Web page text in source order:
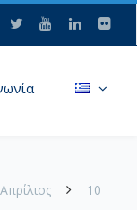
Απρίλιος 10